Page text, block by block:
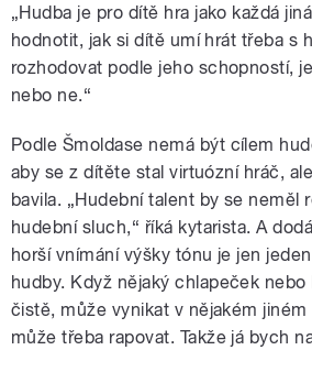
„Hudba je pro dítě hra jako každá
hodnotit, jak si dítě umí hrát třeba s
rozhodovat podle jeho schopností,
nebo ne.“
Podle Šmoldase nemá být cílem
aby se z dítěte stal virtuózní hráč,
bavila. „Hudební talent by se neměl
hudební sluch,“ říká kytarista. A
horší vnímání výšky tónu je jen
hudby. Když nějaký chlapeček
čistě, může vynikat v nějakém
může třeba rapovat. Takže já bych